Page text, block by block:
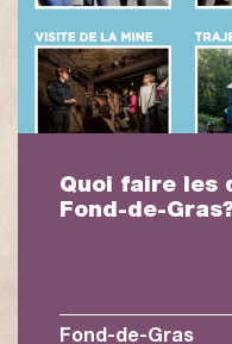
Quoi faire les
Fond-de-
Fond-de-Gras